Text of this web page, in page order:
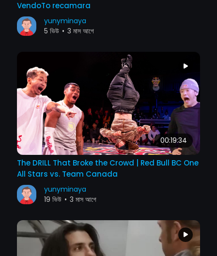
VendoTo recamara
yunyminaya
5 ভিউ • 3 মাস আগে
00:19:34
The DRILL That Broke the Crowd | Red Bull BC One
All Stars vs. Team Canada
yunyminaya
19 ভিউ • 3 মাস আগে